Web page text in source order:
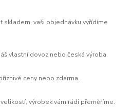
skladem, vaši objednávku vyřídíme
vlastní dovoz nebo česká výroba.
ceny nebo zdarma.
výrobek vám rádi přeměříme.